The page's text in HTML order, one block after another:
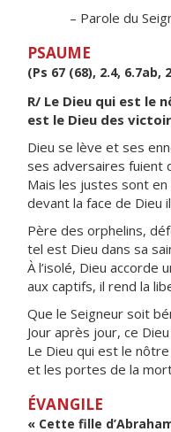
– Parole du
PSAUME
(Ps 67 (68), 2.4, 6.7ab,
R/ Le Dieu qui est le
est le Dieu des
Dieu se lève et ses
ses adversaires fuient
Mais les justes sont
devant la face de Dieu
Père des orphelins,
tel est Dieu dans sa
À l’isolé, Dieu accorde
aux captifs, il rend la
Que le Seigneur soit
Jour après jour, ce
Le Dieu qui est le
et les portes de la
ÉVANGILE
« Cette fille